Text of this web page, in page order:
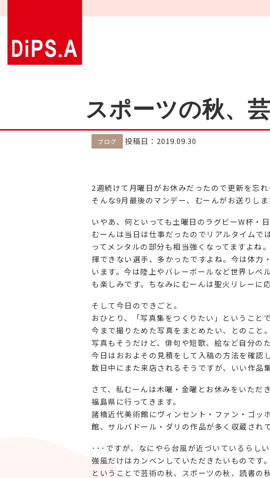
スポーツの秋、芸
ブログ 投稿日：2019.09.30
2週続けて月曜日がお休みだったので更新を忘れ
そんな9月最後のマンデー、むーんがお送りしま
いやあ、何といっても土曜日のラグビーW杯・
むーんは当日は仕事だったのでリアルタイムで
ってメンタルの部分も相当強くなってますよね
揮できない選手、多かったですよね。今は体力
います。今は陸上やバレーボールなど世界レベ
も楽しみです。ちなみにむーんは聖火リレーに
そして今日のできごと。
おひとり、「写真集をつくりたい」ということ
今まで撮りためた写真をまとめたい、とのこと。
写真もそうだけど、俳句や短歌、絵など自分の
今日はおおよその見積をして入稿の方法を確認
数日中にまた来店されるそうですが、いい作品
さて、私むーんは木曜・金曜とお休みをいただき
福島県に行ってきます。
諸橋近代美術館にヴィンセント・ファン・ゴッ
館、サルバドール・ダリの作品が多く収蔵され
･･･ですが、なにやら台風が近づいているらしい
強風だけはカンベンしていただきたいものです。
ということで芸術の秋、スポーツの秋、読書の